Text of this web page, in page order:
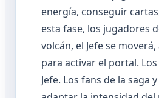
energía, conseguir
esta fase, los jugadores
volcán, el Jefe se
para activar el portal.
Jefe. Los fans de la